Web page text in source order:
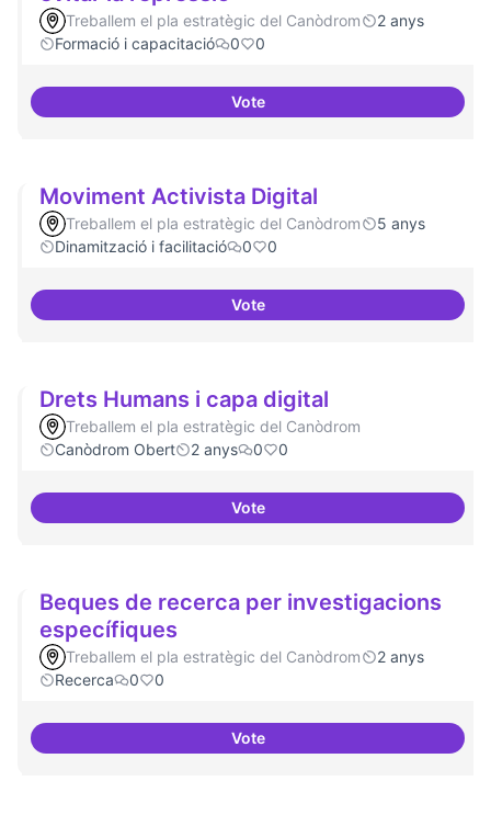
Treballem el pla estratègic del Canòdrom
2 anys
Formació i capacitació
0 0
VoteTècniques de seguretat digital
Moviment Activista Digital
Treballem el pla estratègic del Canòdrom
5 anys
Dinamització i facilitació
0 0
VoteMoviment Activista Digital
Drets Humans i capa digital
Treballem el pla estratègic del Canòdrom
Canòdrom Obert
2 anys 0 0
VoteDrets Humans i capa digital
Beques de recerca per investigacions
específiques
Treballem el pla estratègic del Canòdrom
2 anys
Recerca
0 0
VoteBeques de recerca per